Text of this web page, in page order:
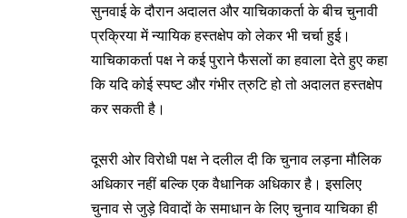
सुनवाई के दौरान अदालत और याचिकाकर्ता के बीच चुनावी
प्रक्रिया में न्यायिक हस्तक्षेप को लेकर भी चर्चा हुई।
याचिकाकर्ता पक्ष ने कई पुराने फैसलों का हवाला देते हुए कहा
कि यदि कोई स्पष्ट और गंभीर त्रुटि हो तो अदालत हस्तक्षेप
कर सकती है।
दूसरी ओर विरोधी पक्ष ने दलील दी कि चुनाव लड़ना मौलिक
अधिकार नहीं बल्कि एक वैधानिक अधिकार है। इसलिए
चुनाव से जुड़े विवादों के समाधान के लिए चुनाव याचिका ही